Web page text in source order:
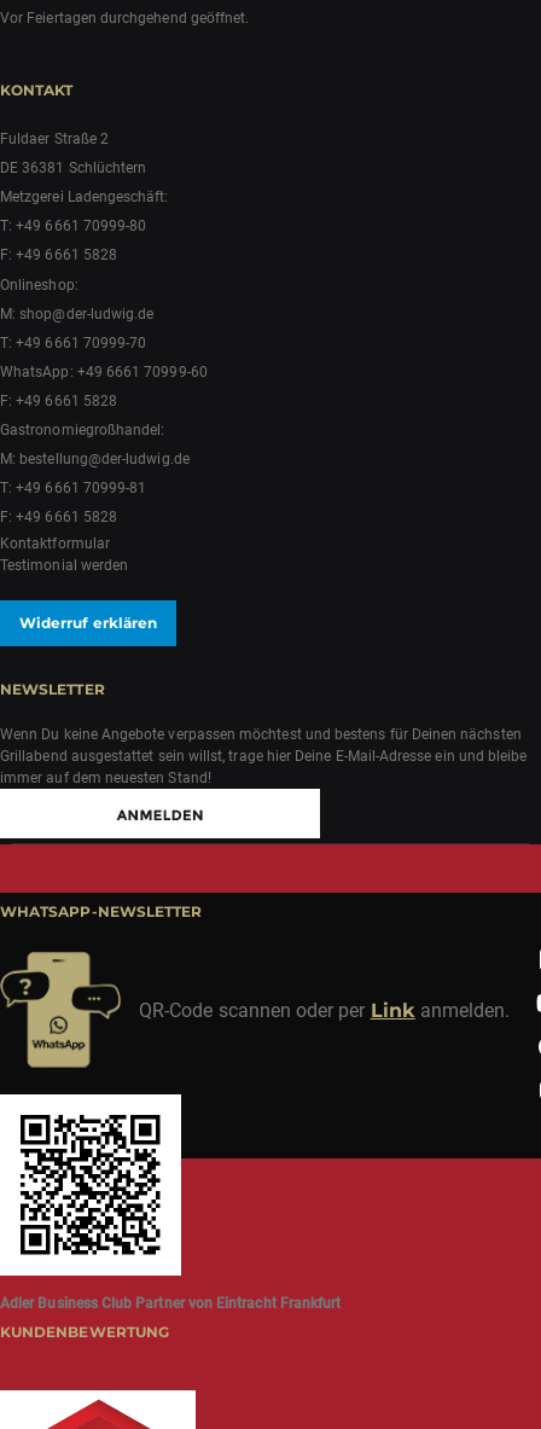
Vor Feiertagen durchgehend geöffnet.
KONTAKT
Fuldaer Straße 2
DE 36381 Schlüchtern
Metzgerei Ladengeschäft:
T:+49 6661 70999-80
F: +49 6661 5828
Onlineshop:
M:shop@der-ludwig.de
T:+49 6661 70999-70
WhatsApp: +49 6661 70999-60
F: +49 6661 5828
Gastronomiegroßhandel:
M: bestellung@der-ludwig.de
T:+49 6661 70999-81
F: +49 6661 5828
Kontaktformular
Testimonial werden
Widerruf erklären
NEWSLETTER
Wenn Du keine Angebote verpassen möchtest und bestens für Deinen nächsten
Grillabend ausgestattet sein willst, trage hier Deine E-Mail-Adresse ein und bleibe
immer auf dem neuesten Stand!
WHATSAPP-NEWSLETTER
QR-Code scannen oder per Link anmelden.
Adler Business Club Partner von Eintracht Frankfurt
KUNDENBEWERTUNG